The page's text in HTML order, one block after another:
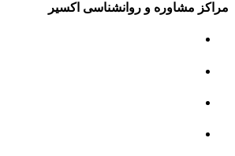
مراکز مشاوره و روانشناسی اکسیر